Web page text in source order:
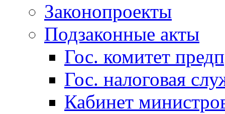
Законопроекты
Подзаконные акты
Гос. комитет
Гос. налоговая
Кабинет